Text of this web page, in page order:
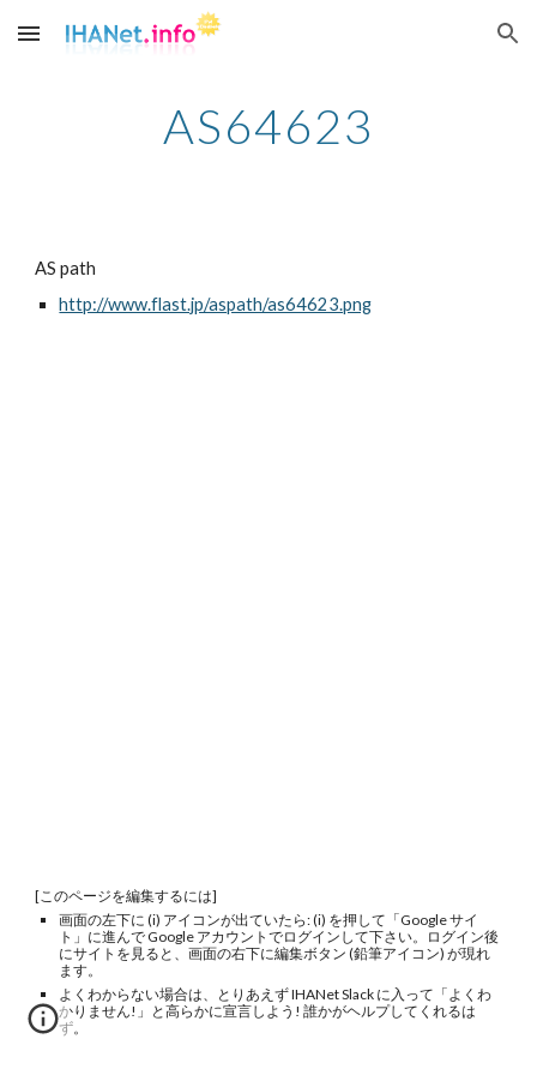
Skip to main content Skip to navigation
AS64623
AS path
http://www.flast.jp/aspath/as64623.png
[このページを編集するには]
画面の左下に (i) アイコンが出ていたら: (i) を押して「Google サイ
ト」に進んで Google アカウントでログインして下さい。ログイン後
にサイトを見ると、画面の右下に編集ボタン (鉛筆アイコン) が現れ
ます。
よくわからない場合は、とりあえず IHANet Slack に入って「よくわ
かりません!」と高らかに宣言しよう! 誰かがヘルプしてくれるは
ず。